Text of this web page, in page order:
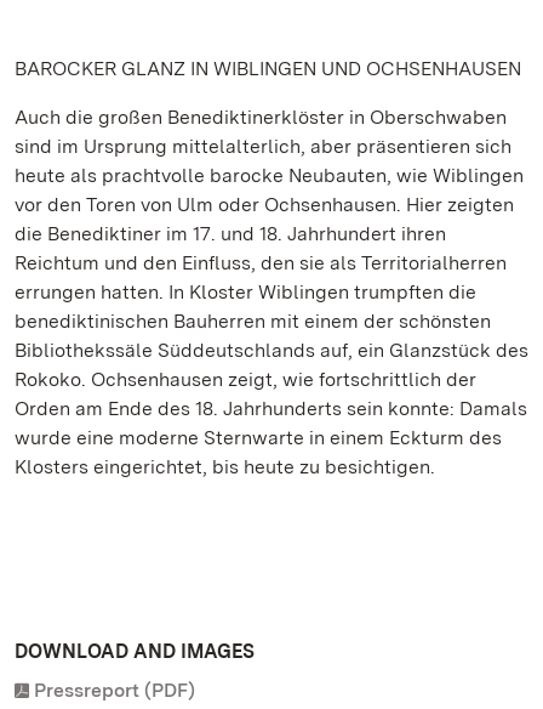
BAROCKER GLANZ IN WIBLINGEN UND OCHSENHAUSEN
Auch die großen Benediktinerklöster in Oberschwaben
sind im Ursprung mittelalterlich, aber präsentieren sich
heute als prachtvolle barocke Neubauten, wie Wiblingen
vor den Toren von Ulm oder Ochsenhausen. Hier zeigten
die Benediktiner im 17. und 18. Jahrhundert ihren
Reichtum und den Einfluss, den sie als Territorialherren
errungen hatten. In Kloster Wiblingen trumpften die
benediktinischen Bauherren mit einem der schönsten
Bibliothekssäle Süddeutschlands auf, ein Glanzstück des
Rokoko. Ochsenhausen zeigt, wie fortschrittlich der
Orden am Ende des 18. Jahrhunderts sein konnte: Damals
wurde eine moderne Sternwarte in einem Eckturm des
Klosters eingerichtet, bis heute zu besichtigen.
DOWNLOAD AND IMAGES
Pressreport (PDF)